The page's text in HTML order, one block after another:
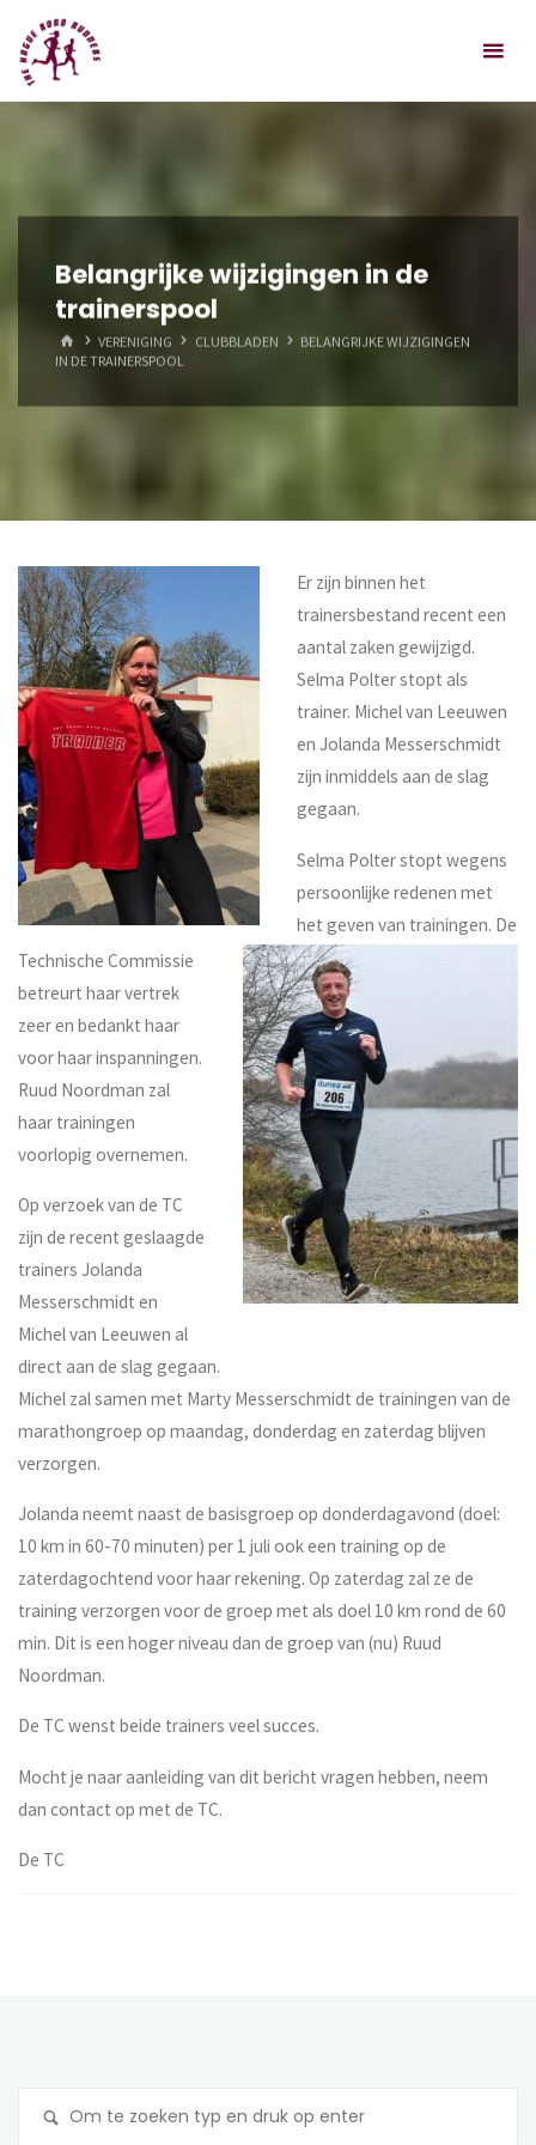
Spring
naar
inhoud
Belangrijke wijzigingen in de
trainerspool
HOMEVERENIGING CLUBBLADEN
BELANGRIJKE WIJZIGINGEN
IN DE TRAINERSPOOL
Er zijn binnen het
trainersbestand recent een
aantal zaken gewijzigd.
Selma Polter stopt als
trainer. Michel van Leeuwen
en Jolanda Messerschmidt
zijn inmiddels aan de slag
gegaan.
Selma Polter stopt wegens
persoonlijke redenen met
het geven van trainingen. De
Technische Commissie
betreurt haar vertrek
zeer en bedankt haar
voor haar inspanningen.
Ruud Noordman zal
haar trainingen
voorlopig overnemen.
Op verzoek van de TC
zijn de recent geslaagde
trainers Jolanda
Messerschmidt en
Michel van Leeuwen al
direct aan de slag gegaan.
Michel zal samen met Marty Messerschmidt de trainingen van de
marathongroep op maandag, donderdag en zaterdag blijven
verzorgen.
Jolanda neemt naast de basisgroep op donderdagavond (doel:
10 km in 60-70 minuten) per 1 juli ook een training op de
zaterdagochtend voor haar rekening. Op zaterdag zal ze de
training verzorgen voor de groep met als doel 10 km rond de 60
min. Dit is een hoger niveau dan de groep van (nu) Ruud
Noordman.
De TC wenst beide trainers veel succes.
Mocht je naar aanleiding van dit bericht vragen hebben, neem
dan contact op met de TC.
De TC